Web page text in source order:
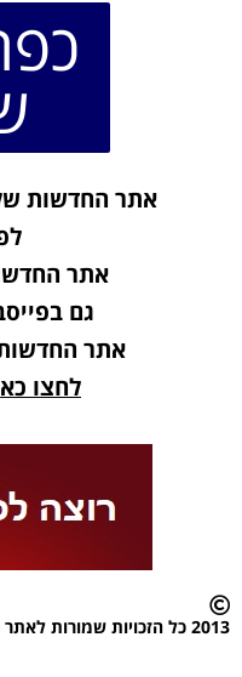
אתר החדשות
אתר
גם
אתר החדשות
לחצו
2013 כל הזכויות שמורות לאתר השרון פוסט